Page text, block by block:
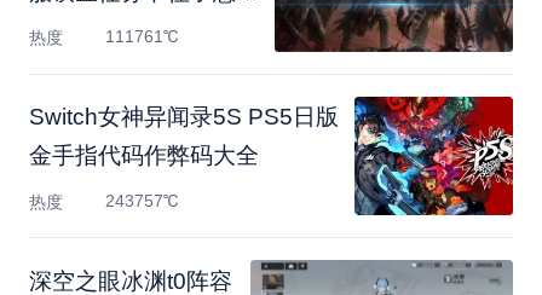
办
热度 111761℃
Switch女神异闻录5S PS5日版
金手指代码作弊码大全
热度 243757℃
深空之眼冰渊t0阵容